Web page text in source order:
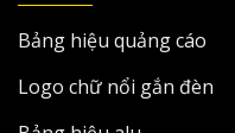
Bảng hiệu quảng cáo
Logo chữ nổi gắn đèn